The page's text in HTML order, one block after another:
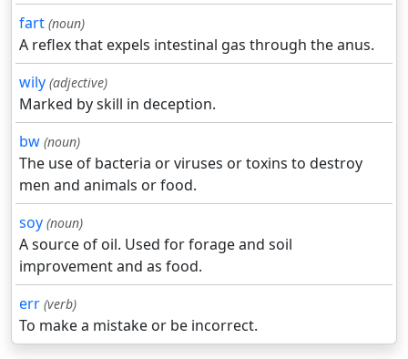
fart (noun)
A reflex that expels intestinal gas through the anus.
wily (adjective)
Marked by skill in deception.
bw (noun)
The use of bacteria or viruses or toxins to destroy
men and animals or food.
soy (noun)
A source of oil. Used for forage and soil
improvement and as food.
err (verb)
To make a mistake or be incorrect.